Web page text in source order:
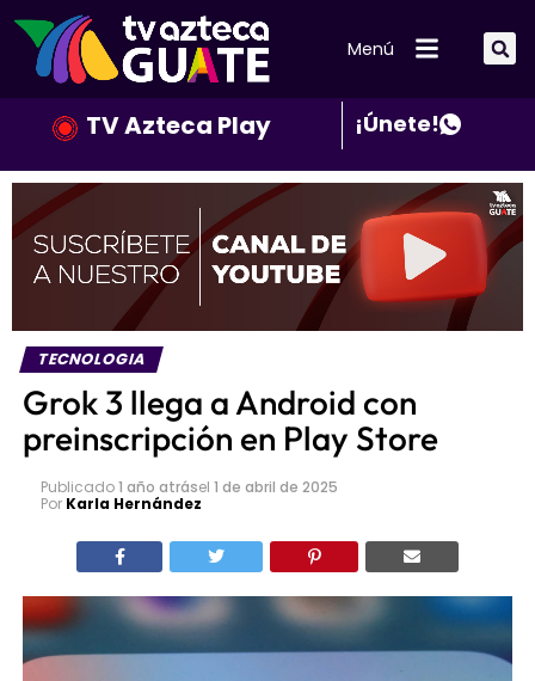
Menú
TV Azteca Play ¡Únete!
TECNOLOGIA
Grok 3 llega a Android con
preinscripción en Play Store
Publicado1 año atrásel 1 de abril de 2025
Por Karla Hernández